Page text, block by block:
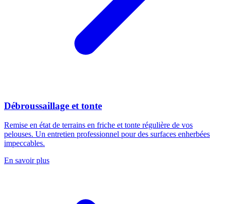
Débroussaillage et tonte
Remise en état de terrains en friche et tonte régulière de vos
pelouses. Un entretien professionnel pour des surfaces enherbées
impeccables.
En savoir plus